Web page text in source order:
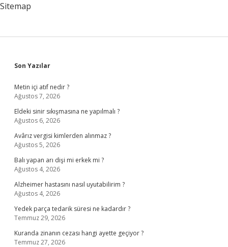
Sitemap
Sidebar
Son Yazılar
Metin içi atıf nedir ?
Ağustos 7, 2026
Eldeki sinir sıkışmasına ne yapılmalı ?
Ağustos 6, 2026
Avârız vergisi kimlerden alınmaz ?
Ağustos 5, 2026
Balı yapan arı dişi mi erkek mi ?
Ağustos 4, 2026
Alzheimer hastasını nasıl uyutabilirim ?
Ağustos 4, 2026
Yedek parça tedarik süresi ne kadardır ?
Temmuz 29, 2026
Kuranda zinanın cezası hangi ayette geçiyor ?
Temmuz 27, 2026